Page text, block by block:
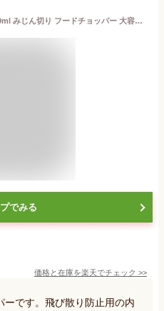
ぶんぶんチョッパー PRO 900ml みじん切り フードチョッパー 大容量 離乳食 食洗機対応 電源不要 フードプロセッサー 調理器具 野菜 下ごしらえ トライタン 下ごしらえ スライサー 時短調理 キッチン 便利グッズ 生クリーム 内蓋
でみる
価格と在庫を楽天でチェック >>
です。飛び散り防止用の内